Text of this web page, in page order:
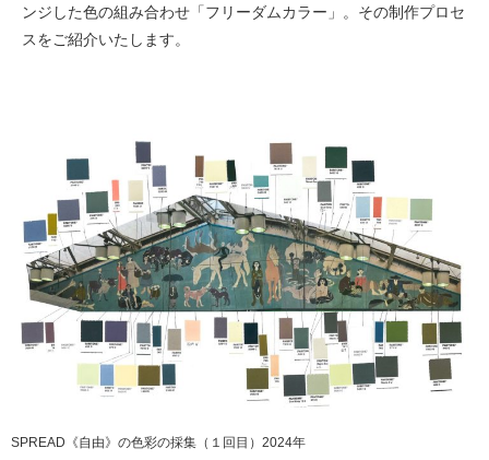
ンジした色の組み合わせ「フリーダムカラー」。その制作プロセ
スをご紹介いたします。
SPREAD《自由》の色彩の採集（１回目）2024年